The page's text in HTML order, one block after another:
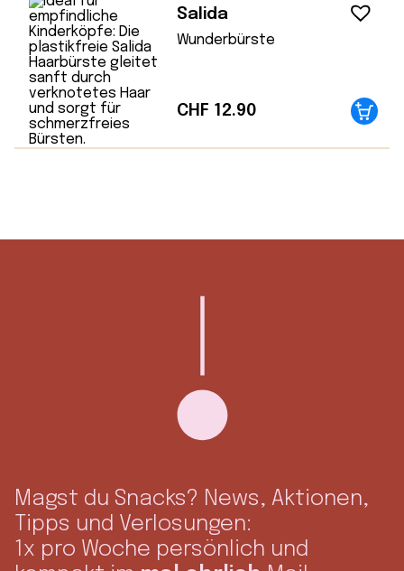
Salida
Wunderbürste
CHF 12.90
Magst du Snacks? News, Aktionen,
Tipps und Verlosungen:
1x pro Woche persönlich und